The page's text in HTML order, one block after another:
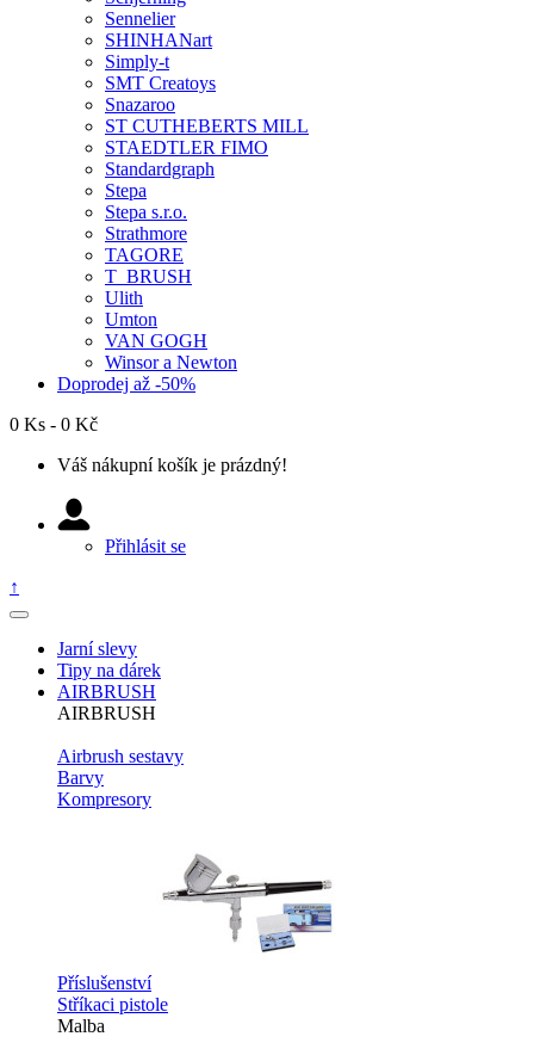
Sennelier
SHINHANart
Simply-t
SMT Creatoys
Snazaroo
ST CUTHEBERTS MILL
STAEDTLER FIMO
Standardgraph
Stepa
Stepa s.r.o.
Strathmore
TAGORE
T_BRUSH
Ulith
Umton
VAN GOGH
Winsor a Newton
Doprodej až -50%
0 Ks - 0 Kč
Váš nákupní košík je prázdný!
Přihlásit se
↑
Jarní slevy
Tipy na dárek
AIRBRUSH
AIRBRUSH
Airbrush sestavy
Barvy
Kompresory
Příslušenství
Stříkaci pistole
Malba